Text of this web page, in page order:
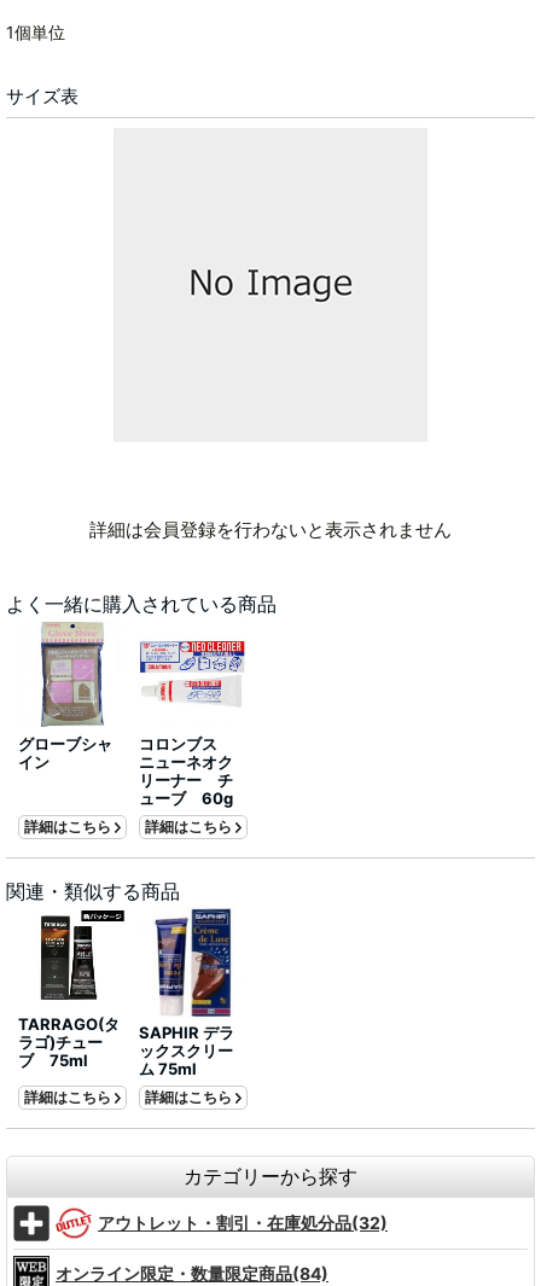
1個単位
サイズ表
詳細は会員登録を行わないと表示されません
よく一緒に購入されている商品
グローブシャ
イン
詳細はこちら
コロンブス
ニューネオク
リーナー チ
ューブ 60g
詳細はこちら
関連・類似する商品
TARRAGO(タ
ラゴ)チュー
ブ 75ml
詳細はこちら
SAPHIR デラ
ックスクリー
ム 75ml
詳細はこちら
カテゴリーから探す
アウトレット・割引・在庫処分品(32)
オンライン限定・数量限定商品(84)